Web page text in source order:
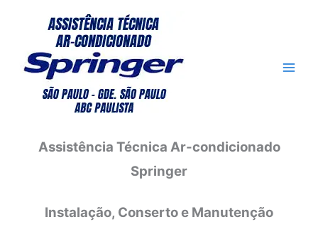
conteúdo
Assistência Técnica Ar-condicionado
Springer
Instalação, Conserto e Manutenção